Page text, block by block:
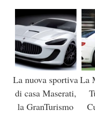
La nuova sportiva
di casa Maserati,
la GranTurismo
La